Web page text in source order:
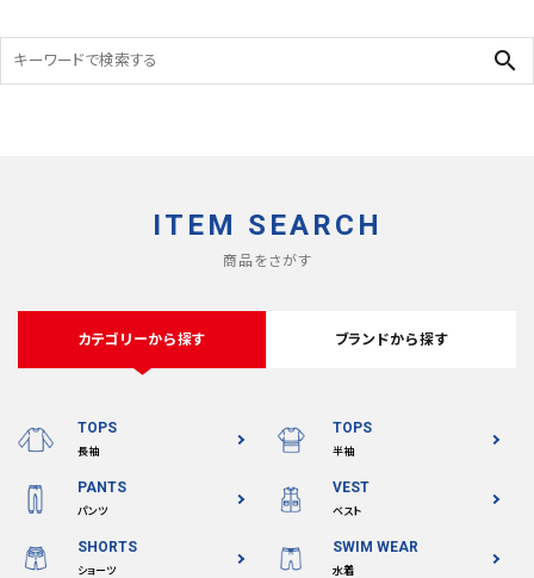
search
ITEM SEARCH
商品をさがす
カテゴリーから探す ブランドから探す
TOPS
長袖
TOPS
半袖
PANTS
パンツ
VEST
ベスト
SHORTS
ショーツ
SWIM WEAR
水着